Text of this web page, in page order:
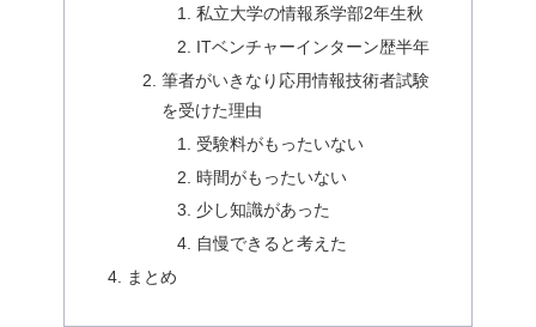
私立大学の情報系学部2年生秋
ITベンチャーインターン歴半年
筆者がいきなり応用情報技術者試験
を受けた理由
受験料がもったいない
時間がもったいない
少し知識があった
自慢できると考えた
まとめ